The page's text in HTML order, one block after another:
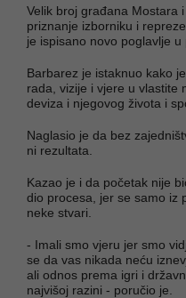
Velik broj građana Mostara
priznanje izborniku i
je ispisano novo poglavlje u
Barbarez je istaknuo kako
rada, vizije i vjere u vlastite
deviza i njegovog života i
Naglasio je da bez
ni rezultata.
Kazao je i da početak nije
dio procesa, jer se samo iz
neke stvari.
- Imali smo vjeru jer smo
se da vas nikada neću
ali odnos prema igri i
najvišoj razini - poručio je.